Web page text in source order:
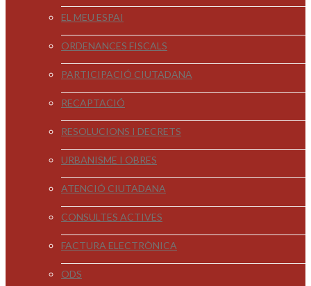
EL MEU ESPAI
ORDENANCES FISCALS
PARTICIPACIÓ CIUTADANA
RECAPTACIÓ
RESOLUCIONS I DECRETS
URBANISME I OBRES
ATENCIÓ CIUTADANA
CONSULTES ACTIVES
FACTURA ELECTRÒNICA
ODS